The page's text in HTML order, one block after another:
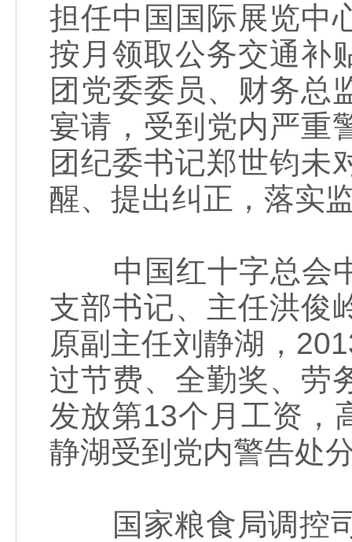
担任中国国际展览中
按月领取公务交通补
团党委委员、财务总
宴请，受到党内严重
团纪委书记郑世钧未
醒、提出纠正，落实
中国红十字总会中
支部书记、主任洪俊
原副主任刘静湖，
过节费、全勤奖、劳
发放第13个月工资，
静湖受到党内警告处
国家粮食局调控司